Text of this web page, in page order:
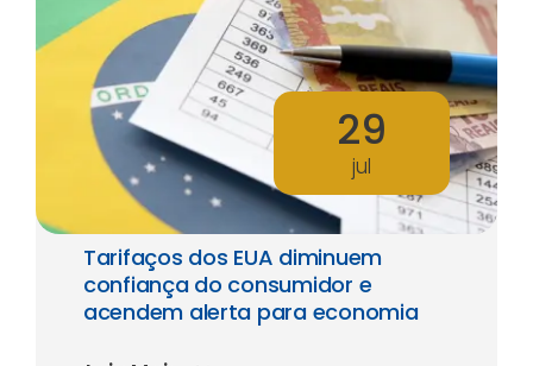
29
jul
Tarifaços dos EUA diminuem
confiança do consumidor e
acendem alerta para economia